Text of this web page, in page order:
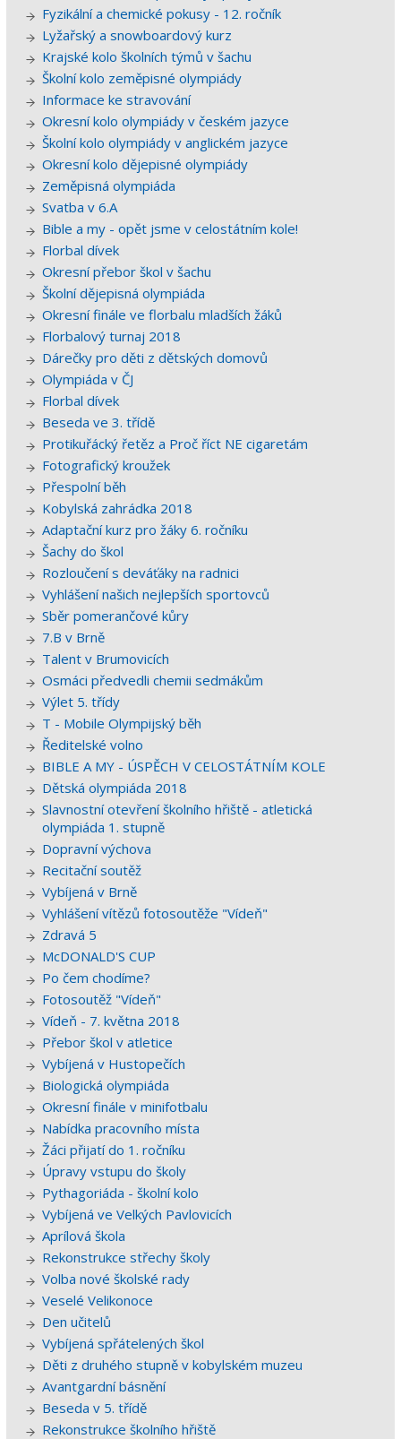
Fyzikální a chemické pokusy - 12. ročník
Lyžařský a snowboardový kurz
Krajské kolo školních týmů v šachu
Školní kolo zeměpisné olympiády
Informace ke stravování
Okresní kolo olympiády v českém jazyce
Školní kolo olympiády v anglickém jazyce
Okresní kolo dějepisné olympiády
Zeměpisná olympiáda
Svatba v 6.A
Bible a my - opět jsme v celostátním kole!
Florbal dívek
Okresní přebor škol v šachu
Školní dějepisná olympiáda
Okresní finále ve florbalu mladších žáků
Florbalový turnaj 2018
Dárečky pro děti z dětských domovů
Olympiáda v ČJ
Florbal dívek
Beseda ve 3. třídě
Protikuřácký řetěz a Proč říct NE cigaretám
Fotografický kroužek
Přespolní běh
Kobylská zahrádka 2018
Adaptační kurz pro žáky 6. ročníku
Šachy do škol
Rozloučení s deváťáky na radnici
Vyhlášení našich nejlepších sportovců
Sběr pomerančové kůry
7.B v Brně
Talent v Brumovicích
Osmáci předvedli chemii sedmákům
Výlet 5. třídy
T - Mobile Olympijský běh
Ředitelské volno
BIBLE A MY - ÚSPĚCH V CELOSTÁTNÍM KOLE
Dětská olympiáda 2018
Slavnostní otevření školního hřiště - atletická
olympiáda 1. stupně
Dopravní výchova
Recitační soutěž
Vybíjená v Brně
Vyhlášení vítězů fotosoutěže "Vídeň"
Zdravá 5
McDONALD'S CUP
Po čem chodíme?
Fotosoutěž "Vídeň"
Vídeň - 7. května 2018
Přebor škol v atletice
Vybíjená v Hustopečích
Biologická olympiáda
Okresní finále v minifotbalu
Nabídka pracovního místa
Žáci přijatí do 1. ročníku
Úpravy vstupu do školy
Pythagoriáda - školní kolo
Vybíjená ve Velkých Pavlovicích
Aprílová škola
Rekonstrukce střechy školy
Volba nové školské rady
Veselé Velikonoce
Den učitelů
Vybíjená spřátelených škol
Děti z druhého stupně v kobylském muzeu
Avantgardní básnění
Beseda v 5. třídě
Rekonstrukce školního hřiště